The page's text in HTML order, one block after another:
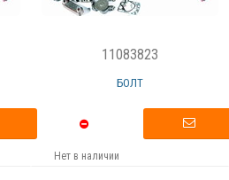
11083823
БОЛТ
Нет в наличии